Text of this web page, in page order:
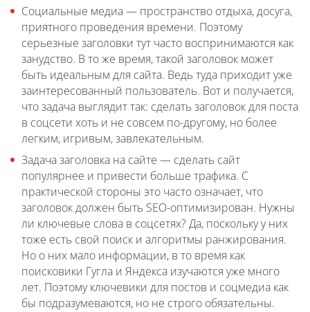
Социальные медиа — пространство отдыха, досуга,
приятного проведения времени. Поэтому
серьезные заголовки тут часто воспринимаются как
занудство. В то же время, такой заголовок может
быть идеальным для сайта. Ведь туда приходит уже
заинтересованный пользователь. Вот и получается,
что задача выглядит так: сделать заголовок для поста
в соцсети хоть и не совсем по-другому, но более
легким, игривым, завлекательным.
Задача заголовка на сайте — сделать сайт
популярнее и привести больше трафика. С
практической стороны это часто означает, что
заголовок должен быть SEO-оптимизирован. Нужны
ли ключевые слова в соцсетях? Да, поскольку у них
тоже есть свой поиск и алгоритмы ранжирования.
Но о них мало информации, в то время как
поисковики Гугла и Яндекса изучаются уже много
лет. Поэтому ключевики для постов и соцмедиа как
бы подразумеваются, но не строго обязательны.